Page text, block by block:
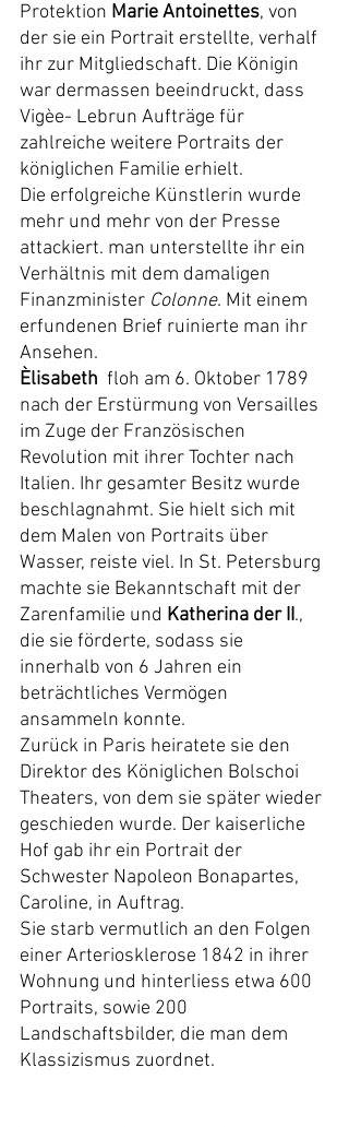
Protektion Marie Antoinettes, von
der sie ein Portrait erstellte, verhalf
ihr zur Mitgliedschaft. Die Königin
war dermassen beeindruckt, dass
Vigèe- Lebrun Aufträge für
zahlreiche weitere Portraits der
königlichen Familie erhielt.
Die erfolgreiche Künstlerin wurde
mehr und mehr von der Presse
attackiert. man unterstellte ihr ein
Verhältnis mit dem damaligen
Finanzminister Colonne. Mit einem
erfundenen Brief ruinierte man ihr
Ansehen.
Èlisabeth
  floh am 6. Oktober 1789
nach der Erstürmung von Versailles
im Zuge der Französischen
Revolution mit ihrer Tochter nach
Italien. Ihr gesamter Besitz wurde
beschlagnahmt. Sie hielt sich mit
dem Malen von Portraits über
Wasser, reiste viel. In St. Petersburg
machte sie Bekanntschaft mit der
Zarenfamilie und Katherina der II.,
die sie förderte, sodass sie
innerhalb von 6 Jahren ein
beträchtliches Vermögen
ansammeln konnte.
Zurück in Paris heiratete sie den
Direktor des Königlichen Bolschoi
Theaters, von dem sie später wieder
geschieden wurde. Der kaiserliche
Hof gab ihr ein Portrait der
Schwester Napoleon Bonapartes,
Caroline, in Auftrag.
Sie starb vermutlich an den Folgen
einer Arteriosklerose 1842 in ihrer
Wohnung und hinterliess etwa 600
Portraits, sowie 200
Landschaftsbilder, die man dem
Klassizismus zuordnet.